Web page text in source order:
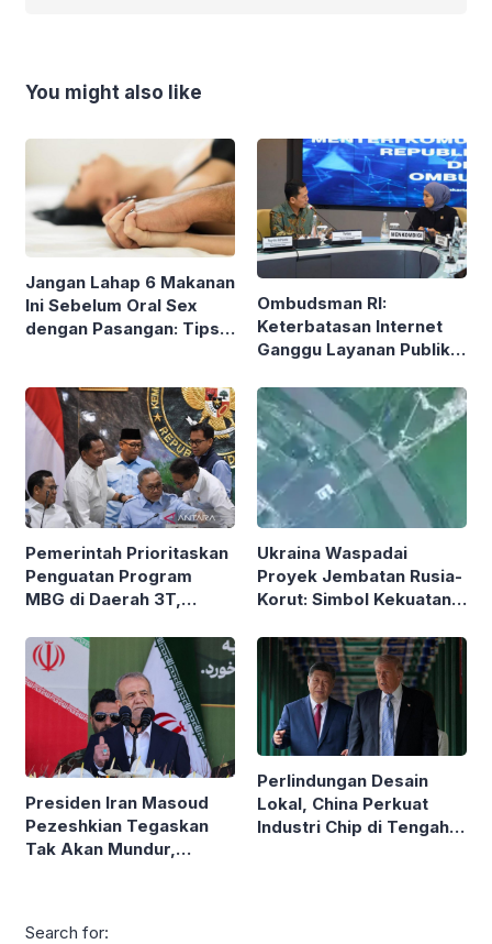
You might also like
Jangan Lahap 6 Makanan
Ini Sebelum Oral Sex
dengan Pasangan: Tips
Ombudsman RI:
Keterbatasan Internet
Ganggu Layanan Publik
Masyarakat
Pemerintah Prioritaskan
Penguatan Program
MBG di Daerah 3T,
Komitmen
Ukraina Waspadai
Proyek Jembatan Rusia-
Korut: Simbol Kekuatan
Presiden Iran Masoud
Pezeshkian Tegaskan
Tak Akan Mundur,
Perlindungan Desain
Lokal, China Perkuat
Industri Chip di Tengah
Search for: